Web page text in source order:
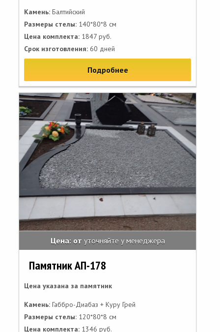
Камень: Балтийский
Размеры стелы: 140*80*8 см
Цена комплекта: 1847 руб.
Срок изготовления: 60 дней
Подробнее
Цена: от уточняйте у менеджера
Памятник АП-178
Цена указана за памятник
Камень: Габбро-Диабаз + Куру Грей
Размеры стелы: 120*80*8 см
Цена комплекта: 1346 руб.